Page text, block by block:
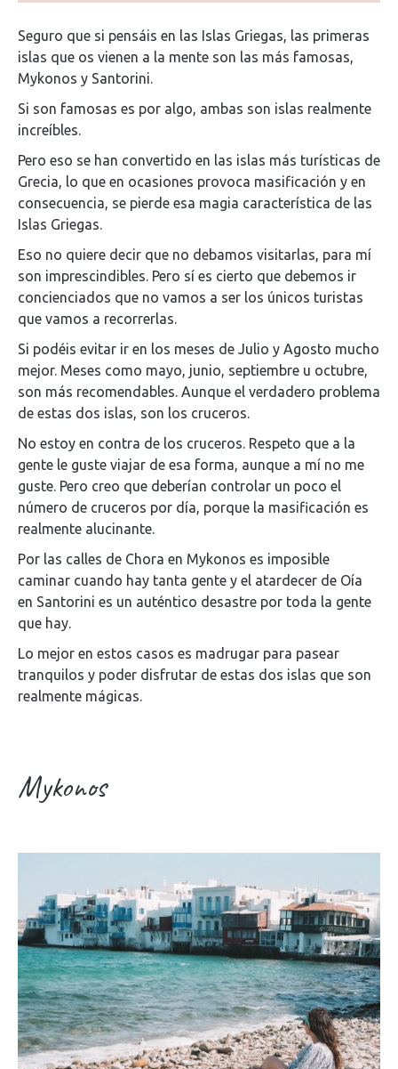
Seguro que si pensáis en las Islas Griegas, las primeras
islas que os vienen a la mente son las más famosas,
Mykonos y Santorini.
Si son famosas es por algo, ambas son islas realmente
increíbles.
Pero eso se han convertido en las islas más turísticas de
Grecia, lo que en ocasiones provoca masificación y en
consecuencia, se pierde esa magia característica de las
Islas Griegas.
Eso no quiere decir que no debamos visitarlas, para mí
son imprescindibles. Pero sí es cierto que debemos ir
concienciados que no vamos a ser los únicos turistas
que vamos a recorrerlas.
Si podéis evitar ir en los meses de Julio y Agosto mucho
mejor. Meses como mayo, junio, septiembre u octubre,
son más recomendables. Aunque el verdadero problema
de estas dos islas, son los cruceros.
No estoy en contra de los cruceros. Respeto que a la
gente le guste viajar de esa forma, aunque a mí no me
guste. Pero creo que deberían controlar un poco el
número de cruceros por día, porque la masificación es
realmente alucinante.
Por las calles de Chora en Mykonos es imposible
caminar cuando hay tanta gente y el atardecer de Oía
en Santorini es un auténtico desastre por toda la gente
que hay.
Lo mejor en estos casos es madrugar para pasear
tranquilos y poder disfrutar de estas dos islas que son
realmente mágicas.
Mykonos